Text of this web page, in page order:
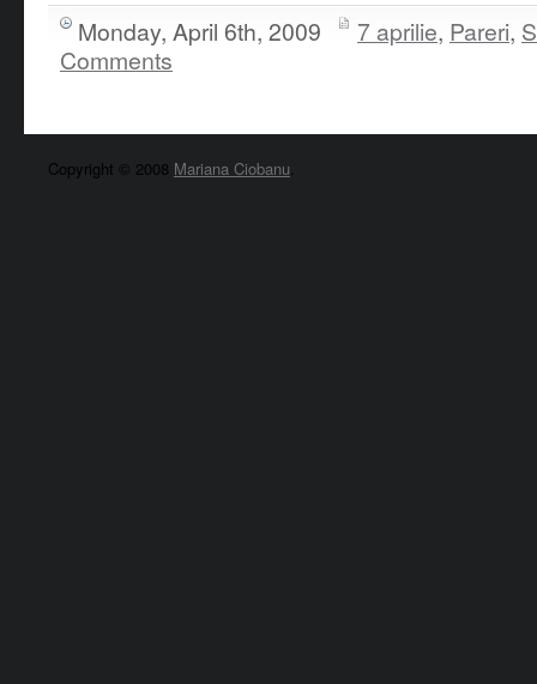
Monday, April 6th, 2009 7 aprilie, Pareri,
Comments
Copyright © 2008 Mariana Ciobanu.